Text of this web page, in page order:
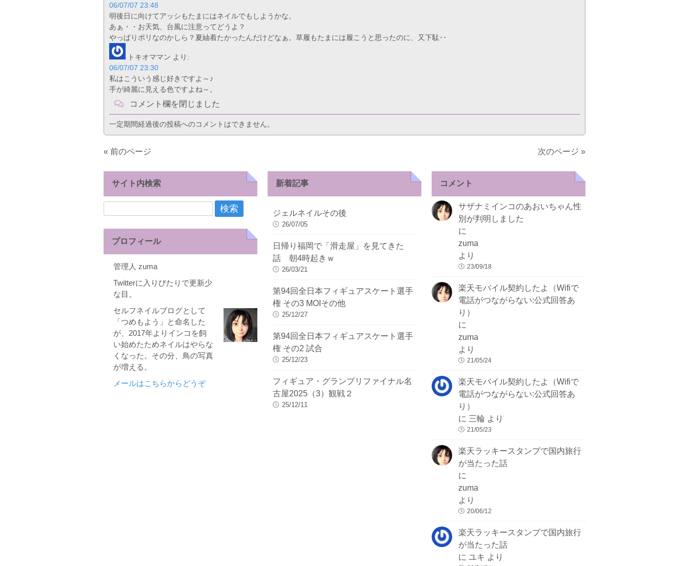
06/07/07 23:48
明後日に向けてアッシもたまにはネイルでもしようかな。
あぁ・・お天気、台風に注意ってどうよ？
やっぱりポリなのかしら？夏紬着たかったんだけどなぁ。草履もたまには履こうと思ったのに、又下駄･･
トキオママン より:
06/07/07 23:30
私はこういう感じ好きですよ～♪
手が綺麗に見える色ですよね～。
コメント欄を閉じました
一定期間経過後の投稿へのコメントはできません。
« 前のページ 次のページ »
サイト内検索
索:
プロフィール
管理人 zuma
Twitterに入りびたりで更新少
な目。
セルフネイルブログとして
「つめもよう」と命名した
が、2017年よりインコを飼
い始めたためネイルはやらな
くなった。その分、鳥の写真
が増える。
メールはこちらからどうぞ
新着記事
ジェルネイルその後
26/07/05
日帰り福岡で「滑走屋」を見てきた
話 朝4時起きｗ
26/03/21
第94回全日本フィギュアスケート選手
権 その3 MOIその他
25/12/27
第94回全日本フィギュアスケート選手
権 その2 試合
25/12/23
フィギュア・グランプリファイナル名
古屋2025（3）観戦２
25/12/11
コメント
サザナミインコのあおいちゃん性
別が判明しました
に
zuma
より
23/09/18
楽天モバイル契約したよ（Wifiで
電話がつながらない:公式回答あ
り）
に
zuma
より
21/05/24
楽天モバイル契約したよ（Wifiで
電話がつながらない:公式回答あ
り）
に 三輪 より
21/05/23
楽天ラッキースタンプで国内旅行
が当たった話
に
zuma
より
20/06/12
楽天ラッキースタンプで国内旅行
が当たった話
に ユキ より